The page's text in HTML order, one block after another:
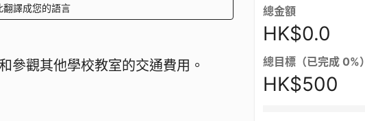
翻譯成您的語言
參觀其他學校教室的交通費用。
總金額
HK$0.0
總目標（已完成 0%）
HK$500